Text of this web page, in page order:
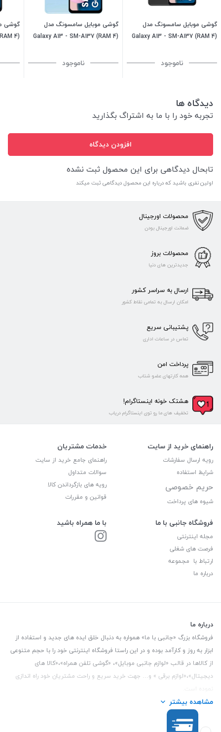
گوشی موبایل سامسونگ مدل
Galaxy A13 - SM-A137 (RAM 4)
ناموجود
گوشی موبایل سامسونگ مدل
Galaxy A13 - SM-A137 (RAM 4)
ناموجود
گوشی
4)
دیدگاه ها
تجربه خود را با ما به اشتراگ بگذارید
افزودن دیدگاه
تابحال دیدگاهی برای این محصول ثبت نشده
اولین نفری باشید که درباره این محصول دیدگاهی ثبت میکند
محصولات اورجینال
ضمانت اورجینال بودن
محصولات بروز
جدیدترین های دنیا
ارسال به سراسر کشور
امکان ارسال به تمامی نقاط کشور
پشتیبانی سریع
تماس در ساعات اداری
پرداخت امن
همه کارتهای عضو شتاب
هشتک خونه اینستاگرام!
تخفیف های ما رو توی اینستاگرام دریاب
راهنمای خرید از سایت
رویه ارسال سفارشات
شرایط استفاده
حریم خصوصی
شیوه های پرداخت
خدمات مشتریان
راهنمای جامع خرید از سایت
سوالات متداول
رویه های بازگرداندن کالا
قوانین و مقررات
فروشگاه جانبی با ما
مجله اینترنتی
فرصت های شغلی
ارتباط با مجموعه
درباره ما
با ما همراه باشید
درباره ما
فروشگاه بزرگ «جانبی با ما» همواره به دنبال خلق ایده های جدید و استفاده از
ابزار به روز و کارآمد بوده و در این راستا فروشگاه اینترنتی خود را با حجم متنوعی
از کالاها در قالب «لوازم جانبی موبایل»، «گوشی تلفن همراه»،«کالا های
دیجیتال»،«لوازم برقی » و… جهت خرید سریع و راحت مشتریان خود راه اندازی
این فروشگاه تمام تلاش خود را نموده تا کالاهایی با کیفیت و با حداقل قیمت
عرضه نماید.
مشاهده بیشتر